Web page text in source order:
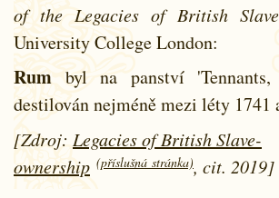
of the Legacies of British
University College London:
Rum byl na panství
destilován nejméně mezi léty 1741
[Zdroj: Legacies of British Slave-
ownership (příslušná stránka), cit. 2019]